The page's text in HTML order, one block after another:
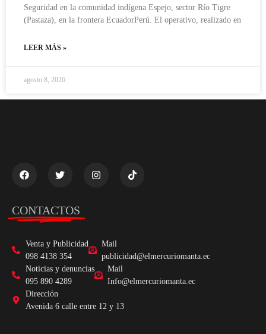
Seguridad en la comunidad indígena Espejo, sector Río Tigre
(Pastaza), en la frontera EcuadorPerú. El operativo, realizado en
LEER MÁS »
agosto 8, 2026
CONTACTOS
Venta y Publicidad
098 4138 354
Mail
publicidad@elmercuriomanta.ec
Noticias y denuncias
095 890 4289
Mail
Info@elmercuriomanta.ec
Dirección
Avenida 6 calle entre 12 y 13